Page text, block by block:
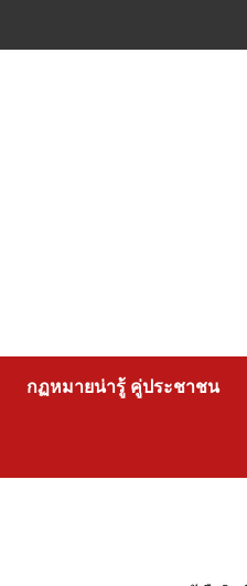
กฏหมายน่ารู้ คู่ประชาชน